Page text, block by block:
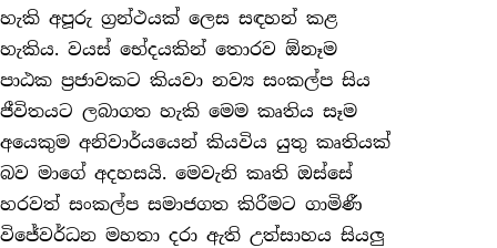
හැකි අපූරු ග්‍රන්ථයක් ලෙස සඳහන් කළ
හැකිය. වයස් භේදයකින් තොරව ඕනෑම
පාඨක ප්‍රජාවකට කියවා නව්‍ය සංකල්ප සිය
ජීවිතයට ලබාගත හැකි මෙම කෘතිය සෑම
අයෙකුම අනිවාර්යයෙන් කියවිය යුතු කෘතියක්
බව මාගේ අදහසයි. මෙවැනි කෘති ඔස්සේ
හරවත් සංකල්ප සමාජගත කිරීමට ගාමිණී
විජේවර්ධන මහතා‍ දරා ඇති උත්සාහය සියලු